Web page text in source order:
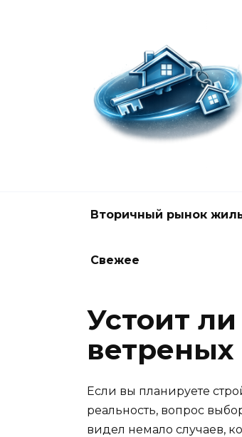
Вторичный рынок
Свежее
Устоит
ветреных
Если вы планируете
реальность, вопрос
видел немало случаев,